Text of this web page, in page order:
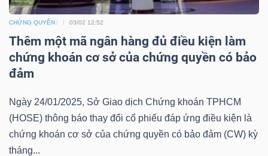
CHỨNG QUYỀN 03/02 12:52
Thêm một mã ngân hàng đủ điều kiện làm
chứng khoán cơ sở của chứng quyền có bảo
đảm
Ngày 24/01/2025, Sở Giao dịch Chứng khoán TPHCM
(HOSE) thông báo thay đổi cổ phiếu đáp ứng điều kiện là
chứng khoán cơ sở của chứng quyền có bảo đảm (CW) kỳ
tháng...
Thuật
ngữ
(-)
Dịch
vụ
(-)